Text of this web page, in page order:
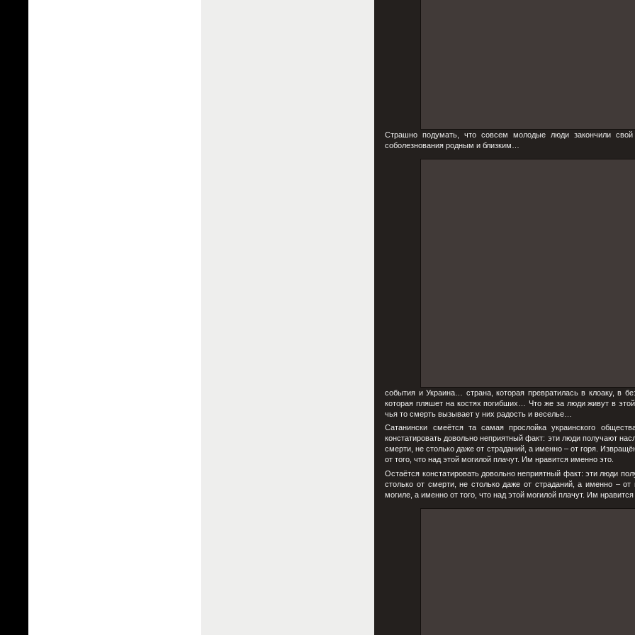
Страшно подумать, что совсем молодые люди закончили
соболезнования родным и близким…
события и Украина… страна, которая превратилась в клоаку, в
которая пляшет на костях погибших… Что же за люди живут в
чья то смерть вызывает у них радость и веселье…
Сатанински смеётся та самая прослойка украинского
констатировать довольно неприятный факт: эти люди получают
смерти, не столько даже от страданий, а именно – от горя.
от того, что над этой могилой плачут. Им нравится именно это.
Остаётся констатировать довольно неприятный факт: эти люди
столько от смерти, не столько даже от страданий, а именно –
могиле, а именно от того, что над этой могилой плачут. Им нравится